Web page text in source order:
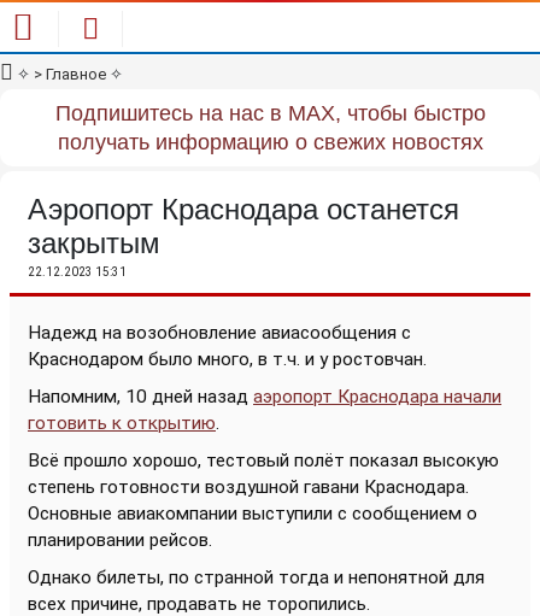
✧ > Главное ✧
Подпишитесь на нас в MAX, чтобы быстро
получать информацию о свежих новостях
Аэропорт Краснодара останется
закрытым
22.12.2023 15:31
Надежд на возобновление авиасообщения с
Краснодаром было много, в т.ч. и у ростовчан.
Напомним, 10 дней назад аэропорт Краснодара начали
готовить к открытию.
Всё прошло хорошо, тестовый полёт показал высокую
степень готовности воздушной гавани Краснодара.
Основные авиакомпании выступили с сообщением о
планировании рейсов.
Однако билеты, по странной тогда и непонятной для
всех причине, продавать не торопились.